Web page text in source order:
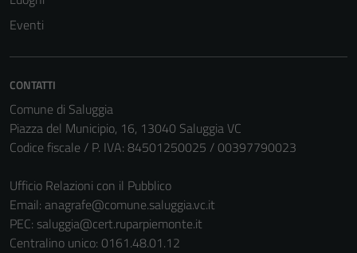
Eventi
CONTATTI
Comune di Saluggia
Piazza del Municipio, 16, 13040 Saluggia VC
Codice fiscale / P. IVA: 84501250025 / 00397790023
Ufficio Relazioni con il Pubblico
Email: anagrafe@comune.saluggia.vc.it
PEC: saluggia@cert.ruparpiemonte.it
Centralino unico: 0161.48.01.12